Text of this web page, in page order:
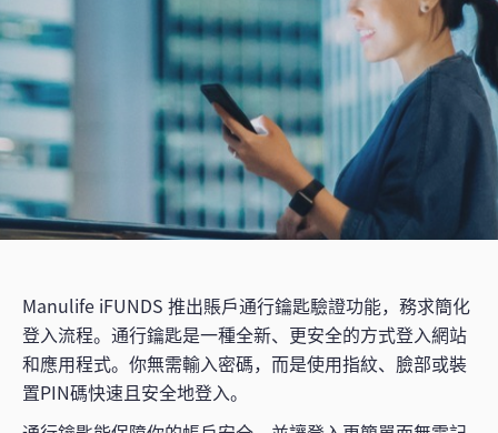
Manulife iFUNDS 推出賬戶通行鑰匙驗證功能，務求簡化
登入流程。通行鑰匙是一種全新、更安全的方式登入網站
和應用程式。你無需輸入密碼，而是使用指紋、臉部或裝
置PIN碼快速且安全地登入。